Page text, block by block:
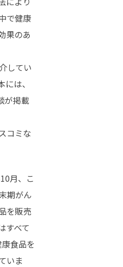
で健康
果のあ
してい
は、
が掲載
コミな
月、こ
期がん
を販売
すべて
食品を
いま